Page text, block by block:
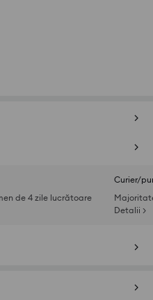
de 4 zile lucrătoare
Curier/
Detalii >